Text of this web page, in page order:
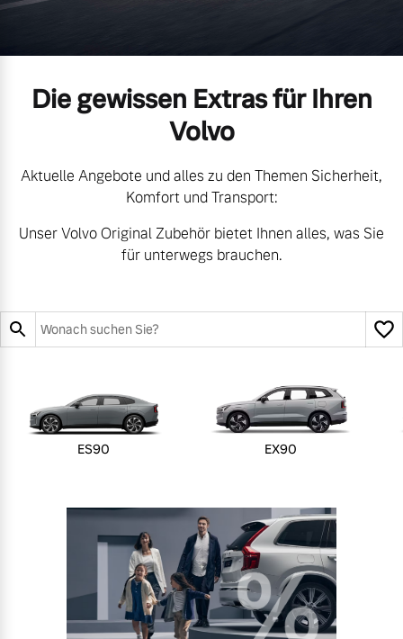
Aktuelle Zubehörangebote
Service by Volvo
Die gewissen Extras für Ihren
Volvo
Aktuelle Angebote und alles zu den Themen Sicherheit,
Komfort und Transport:
Unser Volvo Original Zubehör bietet Ihnen alles, was Sie
für unterwegs brauchen.
ES90 EX90